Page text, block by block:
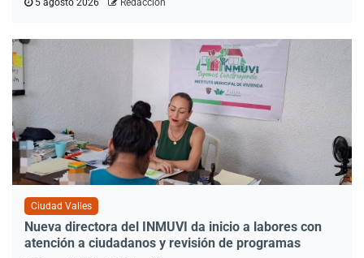
5 agosto 2026 Redacción
Ciudad Valles
Nueva directora del INMUVI da inicio a labores con
atención a ciudadanos y revisión de programas